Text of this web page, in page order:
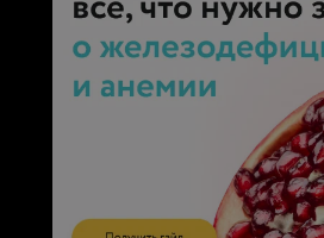
спасают жизни огромного
по коже, когда видишь какое
день и каждый день делают эти люди! Дай вам
здоровья!